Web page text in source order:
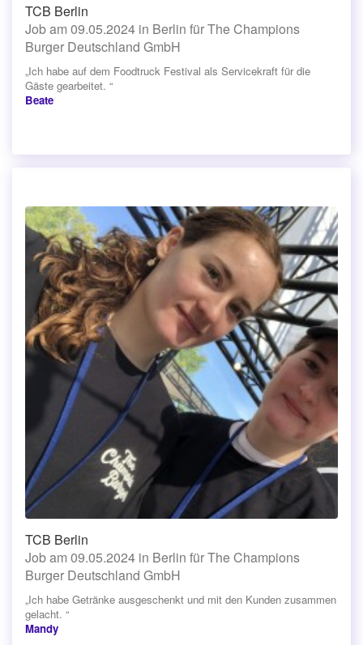
TCB Berlin
Job am 09.05.2024 in Berlin für The Champions
Burger Deutschland GmbH
„Ich habe auf dem Foodtruck Festival als Servicekraft für die
Gäste gearbeitet. “
Beate
TCB Berlin
Job am 09.05.2024 in Berlin für The Champions
Burger Deutschland GmbH
„Ich habe Getränke ausgeschenkt und mit den Kunden zusammen
gelacht. “
Mandy